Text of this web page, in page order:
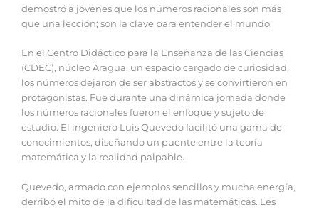
demostró a jóvenes que los números racionales son más
que una lección; son la clave para entender el mundo.
En el Centro Didáctico para la Enseñanza de las Ciencias
(CDEC), núcleo Aragua, un espacio cargado de curiosidad,
los números dejaron de ser abstractos y se convirtieron en
protagonistas. Fue durante una dinámica jornada donde
los números racionales fueron el enfoque y sujeto de
estudio. El ingeniero Luis Quevedo facilitó una gama de
conocimientos, diseñando un puente entre la teoría
matemática y la realidad palpable.
Quevedo, armado con ejemplos sencillos y mucha energía,
derribó el mito de la dificultad de las matemáticas. Les